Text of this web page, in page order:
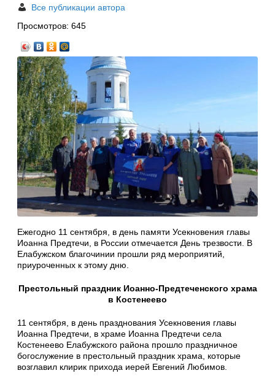
Все публикации автора
Просмотров: 645
Ежегодно 11 сентября, в день памяти Усекновения главы
Иоанна Предтечи, в России отмечается День трезвости. В
Елабужском благочинии прошли ряд мероприятий,
приуроченных к этому дню.
Престольный праздник Иоанно-Предтеченского храма
в Костенеево
11 сентября, в день празднования Усекновения главы
Иоанна Предтечи, в храме Иоанна Предтечи села
Костенеево Елабужского района прошло праздничное
богослужение в престольный праздник храма, которые
возглавил клирик прихода иерей Евгений Любимов.